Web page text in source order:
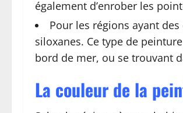
également d’enrober les
Pour les régions ayant
siloxanes. Ce type de
bord de mer, ou se trouvant
La couleur de la